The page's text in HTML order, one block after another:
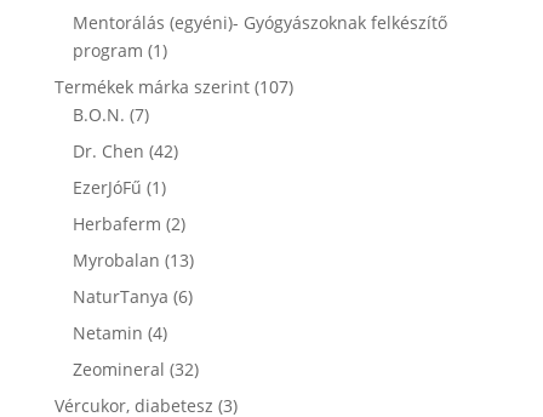
termék
Mentorálás (egyéni)- Gyógyászoknak felkészítő
program 11
termék
Termékek márka szerint 107107
B.O.N. 77
termék
Dr. Chen 4242
EzerJóFű 11
termék
Herbaferm 22
termék
Myrobalan 1313
termék
NaturTanya 66
Netamin 44
termék
Zeomineral 3232
termék
Vércukor, diabetesz 33